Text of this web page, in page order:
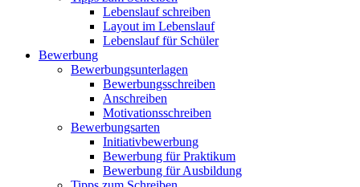
Lebenslauf schreiben
Layout im Lebenslauf
Lebenslauf für Schüler
Bewerbung
Bewerbungsunterlagen
Bewerbungsschreiben
Anschreiben
Motivationsschreiben
Bewerbungsarten
Initiativbewerbung
Bewerbung für Praktikum
Bewerbung für Ausbildung